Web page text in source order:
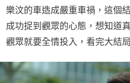
樂汶的車造成嚴重車禍，這個
成功捉到觀眾的心態，想知道
觀眾就要全情投入，看完大結